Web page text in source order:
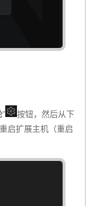
”
按钮，然后从下
启扩展主机（重启